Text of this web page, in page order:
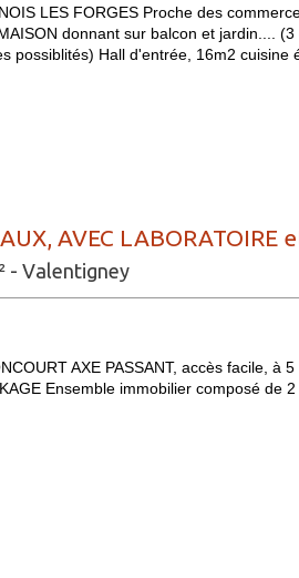
LES FORGES Proche des
donnant sur balcon et jardin....
possiblités) Hall d'entrée, 16m2 cuisine
AVEC LABORATOIRE
- Valentigney
AXE PASSANT, accès facile, à
Ensemble immobilier composé de